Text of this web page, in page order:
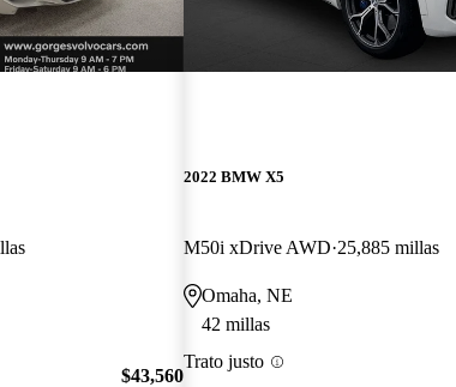
$43,560
2022 BMW X5
M50i xDrive AWD 25,885 millas
Omaha, NE
42 millas
Trato justo